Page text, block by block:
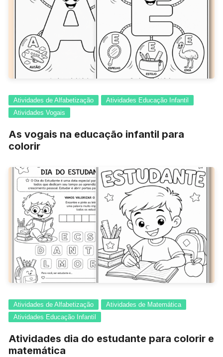
Atividades de Alfabetização
Atividades Educação Infantil
Atividades Vogais
As vogais na educação infantil para
colorir
Atividades de Alfabetização
Atividades de Matemática
Atividades Educação Infantil
Atividades dia do estudante para colorir e
matemática